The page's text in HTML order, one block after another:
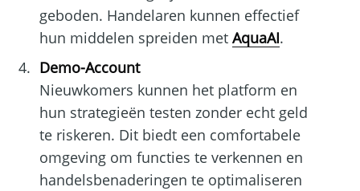
geboden. Handelaren kunnen effectief
hun middelen spreiden met AquaAI.
Demo-Account
Nieuwkomers kunnen het platform en
hun strategieën testen zonder echt geld
te riskeren. Dit biedt een comfortabele
omgeving om functies te verkennen en
handelsbenaderingen te optimaliseren